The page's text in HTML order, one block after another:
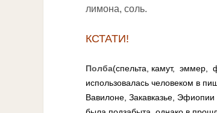
лимона, соль.
КСТАТИ!
Полба(спельта, камут, эммер,
использовалась человеком в
Вавилоне, Закавказье,